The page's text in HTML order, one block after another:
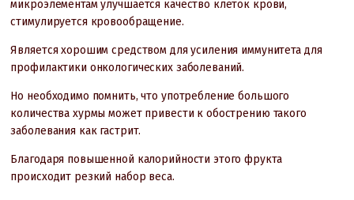
микроэлементам улучшается качество клеток крови,
стимулируется кровообращение.
Является хорошим средством для усиления иммунитета для
профилактики онкологических заболеваний.
Но необходимо помнить, что употребление большого
количества хурмы может привести к обострению такого
заболевания как гастрит.
Благодаря повышенной калорийности этого фрукта
происходит резкий набор веса.